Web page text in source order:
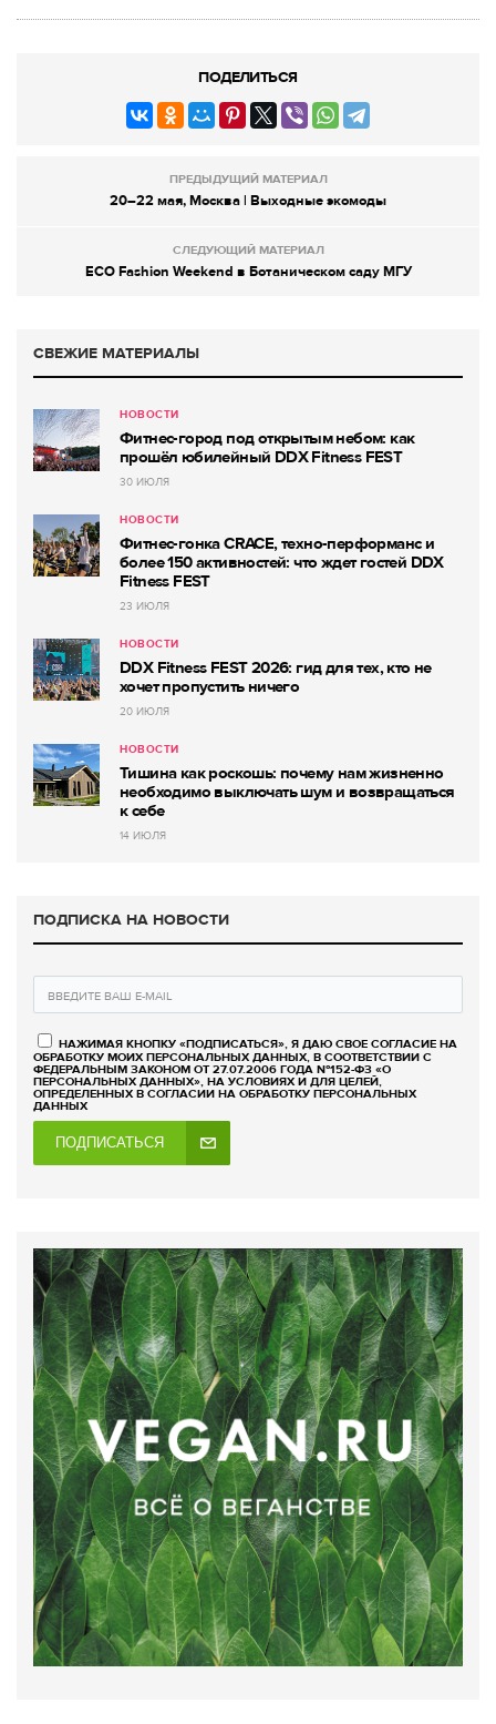
ПОДЕЛИТЬСЯ
ПРЕДЫДУЩИЙ МАТЕРИАЛ
20–22 мая, Москва | Выходные экомоды
СЛЕДУЮЩИЙ МАТЕРИАЛ
ECO Fashion Weekend в Ботаническом саду МГУ
СВЕЖИЕ МАТЕРИАЛЫ
НОВОСТИ
Фитнес-город под открытым небом: как
прошёл юбилейный DDX Fitness FEST
30 ИЮЛЯ
НОВОСТИ
Фитнес-гонка CRACE, техно-перформанс и
более 150 активностей: что ждет гостей DDX
Fitness FEST
23 ИЮЛЯ
НОВОСТИ
DDX Fitness FEST 2026: гид для тех, кто не
хочет пропустить ничего
20 ИЮЛЯ
НОВОСТИ
Тишина как роскошь: почему нам жизненно
необходимо выключать шум и возвращаться
к себе
14 ИЮЛЯ
ПОДПИСКА НА НОВОСТИ
НАЖИМАЯ КНОПКУ «ПОДПИСАТЬСЯ», Я ДАЮ СВОЕ СОГЛАСИЕ НА
ОБРАБОТКУ МОИХ ПЕРСОНАЛЬНЫХ ДАННЫХ, В СООТВЕТСТВИИ С
ФЕДЕРАЛЬНЫМ ЗАКОНОМ ОТ 27.07.2006 ГОДА №152-ФЗ «О
ПЕРСОНАЛЬНЫХ ДАННЫХ», НА УСЛОВИЯХ И ДЛЯ ЦЕЛЕЙ,
ОПРЕДЕЛЕННЫХ В СОГЛАСИИ НА ОБРАБОТКУ ПЕРСОНАЛЬНЫХ
ДАННЫХ
ПОДПИСАТЬСЯ